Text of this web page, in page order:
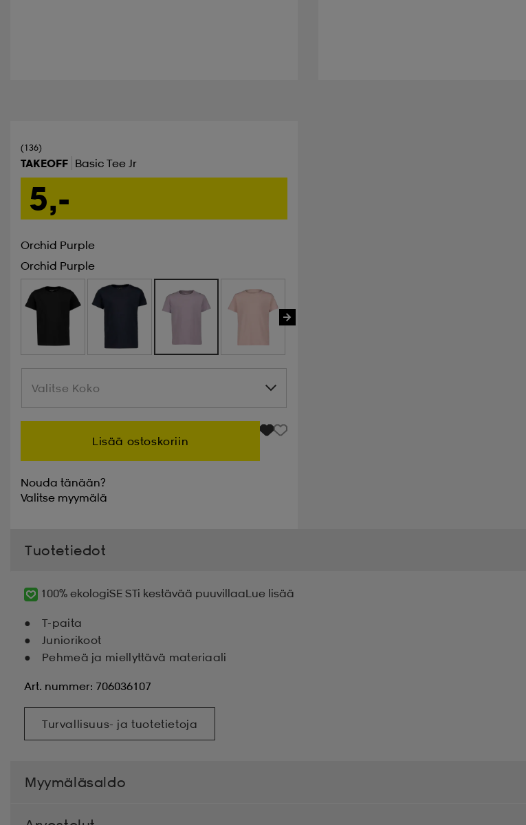
(136)
TAKEOFF Basic Tee Jr
5,-
Orchid Purple
Orchid Purple
Valitse Koko
Valitse Koko
Lisää ostoskoriin
Nouda tänään?
Valitse myymälä
Tuotetiedot
100% ekologiSE STi kestävää puuvillaaLue lisää
T-paita
Juniorikoot
Pehmeä ja miellyttävä materiaali
Art. nummer: 706036107
Turvallisuus- ja tuotetietoja
Myymäläsaldo